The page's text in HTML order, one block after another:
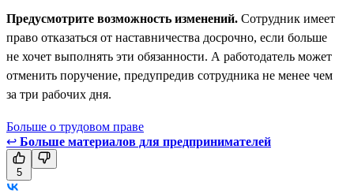
Предусмотрите возможность изменений. Сотрудник имеет
право отказаться от наставничества досрочно, если больше
не хочет выполнять эти обязанности. А работодатель может
отменить поручение, предупредив сотрудника не менее чем
за три рабочих дня.
Больше о трудовом праве
↩ Больше материалов для предпринимателей
5